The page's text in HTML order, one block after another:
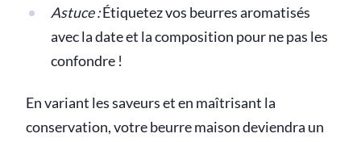
Astuce :Étiquetez vos beurres aromatisés
avec la date et la composition pour ne pas les
confondre !
En variant les saveurs et en maîtrisant la
conservation, votre beurre maison deviendra un